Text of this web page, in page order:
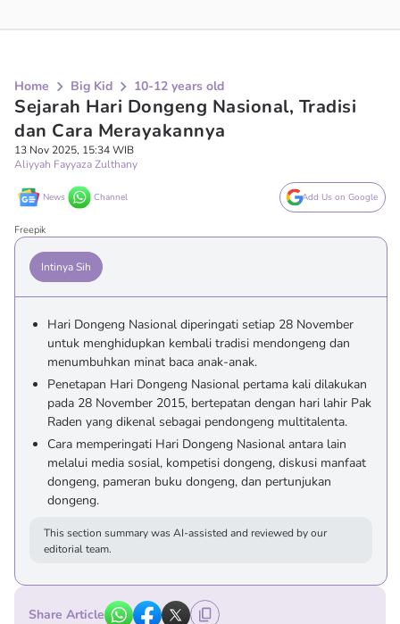
Home Big Kid 10-12 years old
Sejarah Hari Dongeng Nasional, Tradisi
dan Cara Merayakannya
13 Nov 2025, 15:34 WIB
Aliyyah Fayyaza Zulthany
News Channel Add Us on Google
Freepik
Intinya Sih
Hari Dongeng Nasional diperingati setiap 28 November
untuk menghidupkan kembali tradisi mendongeng dan
menumbuhkan minat baca anak-anak.
Penetapan Hari Dongeng Nasional pertama kali dilakukan
pada 28 November 2015, bertepatan dengan hari lahir Pak
Raden yang dikenal sebagai pendongeng multitalenta.
Cara memperingati Hari Dongeng Nasional antara lain
melalui media sosial, kompetisi dongeng, diskusi manfaat
dongeng, pameran buku dongeng, dan pertunjukan
dongeng.
This section summary was AI-assisted and reviewed by our
editorial team.
Share Article